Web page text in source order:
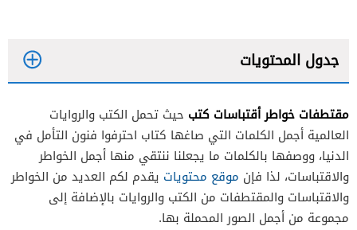
جدول المحتويات
مقتطفات خواطر أقتباسات كتب حيث تحمل الكتب والروايات
العالمية أجمل الكلمات التي صاغها كتاب احترفوا فنون التأمل في
الدنيا، ووصفها بالكلمات ما يجعلنا ننتقي منها أجمل الخواطر
والاقتباسات، لذا فإن موقع محتويات يقدم لكم العديد من الخواطر
والاقتباسات والمقتطفات من الكتب والروايات بالإضافة إلى
مجموعة من أجمل الصور المحملة بها.